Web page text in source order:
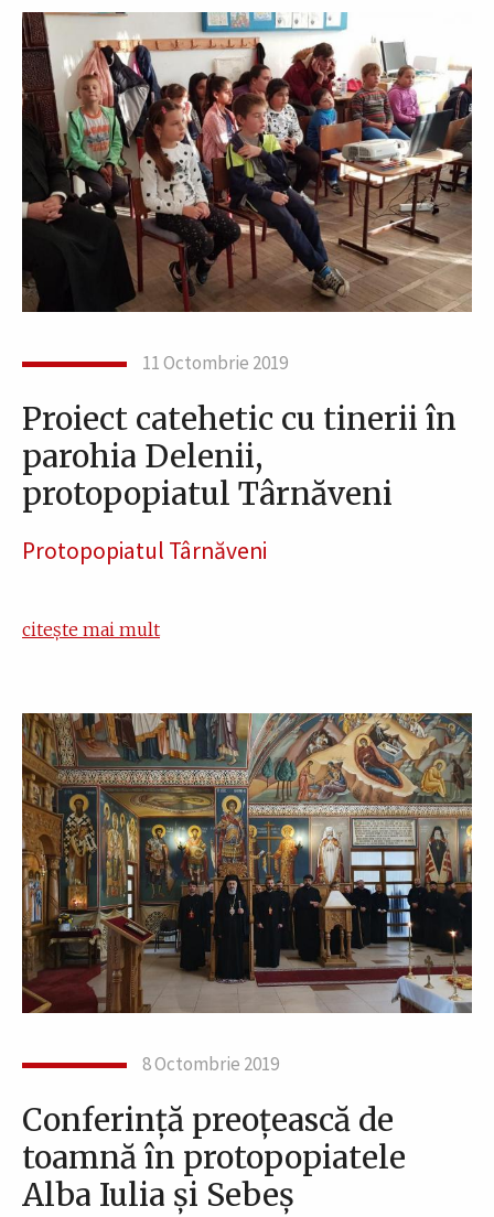
11 Octombrie 2019
Proiect catehetic cu tinerii în
parohia Delenii,
protopopiatul Târnăveni
Protopopiatul Târnăveni
citește mai mult
8 Octombrie 2019
Conferință preoțească de
toamnă în protopopiatele
Alba Iulia și Sebeș